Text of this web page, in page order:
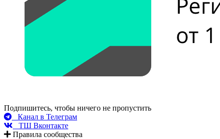
Подпишитесь, чтобы ничего не пропустить
Канал в Телеграм
ТШ Вконтакте
Правила сообщества